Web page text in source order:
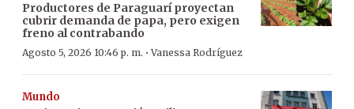
Productores de Paraguarí proyectan
cubrir demanda de papa, pero exigen
freno al contrabando
Agosto 5, 2026 10:46 p. m. ·Vanessa Rodríguez
Mundo